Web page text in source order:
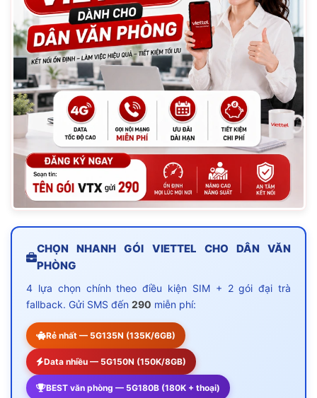
CHỌN NHANH GÓI VIETTEL CHO DÂN VĂN
PHÒNG
4 lựa chọn chính theo điều kiện SIM + 2 gói đại trà
fallback. Gửi SMS đến 290 miễn phí:
Rẻ nhất — 5G135N (135K/6GB)
Data nhiều — 5G150N (150K/8GB)
BEST văn phòng — 5G180B (180K + thoại)